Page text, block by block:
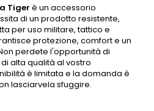
Tiger è un accessorio
di un prodotto resistente,
per uso militare, tattico e
protezione, comfort e un
perdete l'opportunità di
alta qualità al vostro
è limitata e la domanda è
lasciarvela sfuggire.